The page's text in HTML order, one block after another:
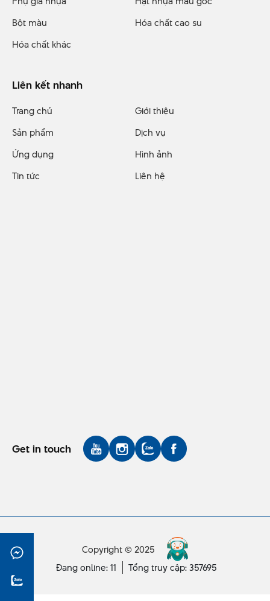
Bột màu
Hóa chất cao su
Hóa chất khác
Liên kết nhanh
Trang chủ
Giới thiệu
Sản phẩm
Dịch vụ
Ứng dụng
Hình ảnh
Tin tức
Liên hệ
Get in touch
Copyright © 2025
Đang online: 11
Tổng truy cập: 357695